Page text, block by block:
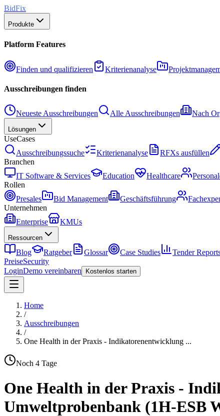
BidFix
Produkte
Platform Features
Finden und qualifizieren Kriterienanalyse
Ausschreibungen finden
Neueste Ausschreibungen Alle Ausschreibungen Nach
Lösungen
UseCases
Ausschreibungssuche
Kriterienanalyse RFXs ausfüllen
Branchen
IT Software & Services
Education Healthcare
Rollen
Presales
Bid Management Geschäftsführung
Unternehmen
Enterprise
KMUs
Ressourcen
Blog Ratgeber Glossar Case Studies Tender
PreiseSecurity
LoginDemo vereinbaren Kostenlos starten
Home
/
Ausschreibungen
/
One Health in der Praxis - Indikatorenentwicklung ...
Noch 4 Tage
One Health in der Praxis -
Umweltprobenbank (1H-ESB